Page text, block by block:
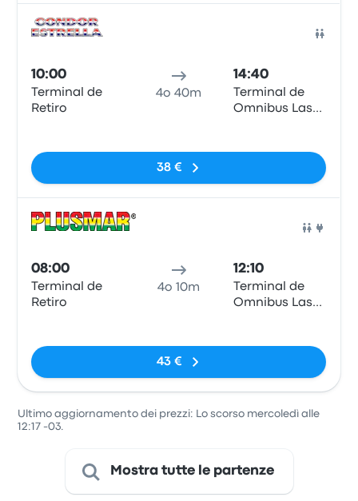
10:00
Terminal de
Retiro
4o 40m
14:40
Terminal de
Omnibus Las
38 €
08:00
Terminal de
Retiro
4o 10m
12:10
Terminal de
Omnibus Las
43 €
Ultimo aggiornamento dei prezzi: Lo scorso mercoledì alle
12:17 -03.
Mostra tutte le partenze